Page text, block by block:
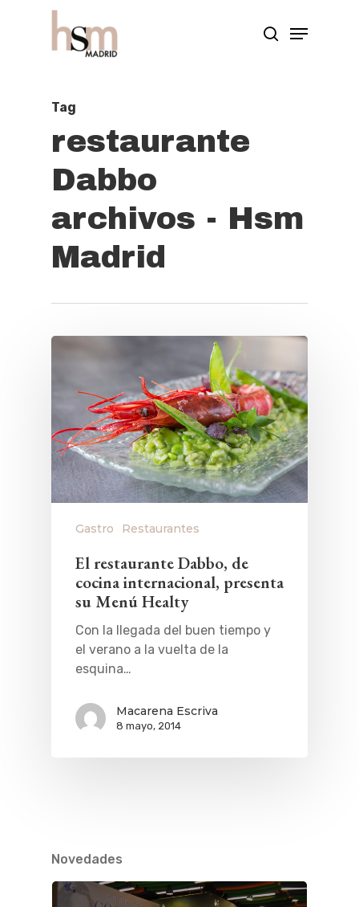
Tag
restaurante
Dabbo
archivos - Hsm
Madrid
Gastro Restaurantes
El restaurante Dabbo, de
cocina internacional, presenta
su Menú Healty
Con la llegada del buen tiempo y
el verano a la vuelta de la
esquina…
Macarena Escriva
8 mayo, 2014
Novedades